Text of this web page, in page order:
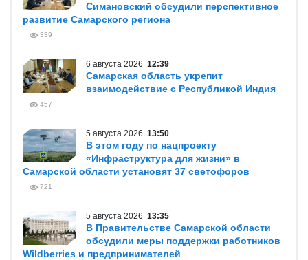
Симановский обсудили перспективное
развитие Самарского региона
339
6 августа 2026 12:39
Самарская область укрепит
взаимодействие с Республикой Индия
457
5 августа 2026 13:50
В этом году по нацпроекту
«Инфраструктура для жизни» в
Самарской области установят 37 светофоров
721
5 августа 2026 13:35
В Правительстве Самарской области
обсудили меры поддержки работников
Wildberries и предпринимателей